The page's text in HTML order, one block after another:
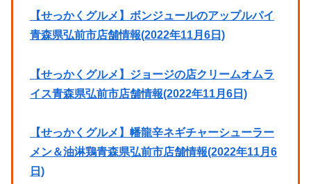
【せっかくグルメ】ボンジュールのアップルパイ
青森県弘前市店舗情報(2022年11月6日)
【せっかくグルメ】ジョージの店クリームオムラ
イス青森県弘前市店舗情報(2022年11月6日)
【せっかくグルメ】幡龍辛ネギチャーシューラー
メン＆油淋鶏青森県弘前市店舗情報(2022年11月6
日)